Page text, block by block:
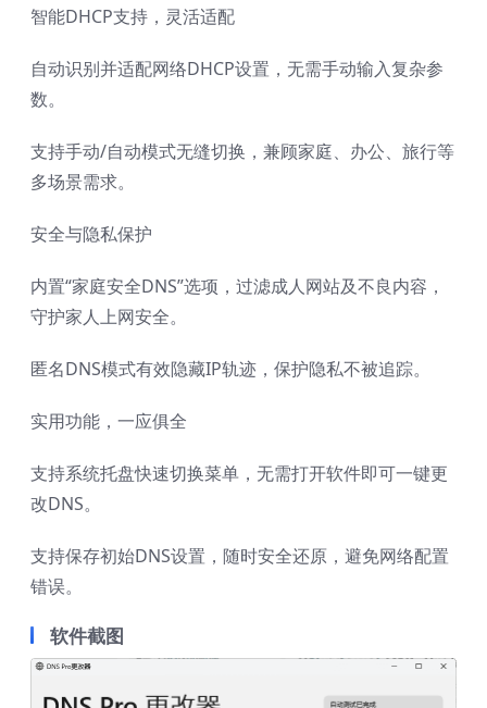
智能DHCP支持，灵活适配
自动识别并适配网络DHCP设置，无需手动输入复杂参
数。
支持手动/自动模式无缝切换，兼顾家庭、办公、旅行等
多场景需求。
安全与隐私保护
内置“家庭安全DNS”选项，过滤成人网站及不良内容，
守护家人上网安全。
匿名DNS模式有效隐藏IP轨迹，保护隐私不被追踪。
实用功能，一应俱全
支持系统托盘快速切换菜单，无需打开软件即可一键更
改DNS。
支持保存初始DNS设置，随时安全还原，避免网络配置
错误。
软件截图